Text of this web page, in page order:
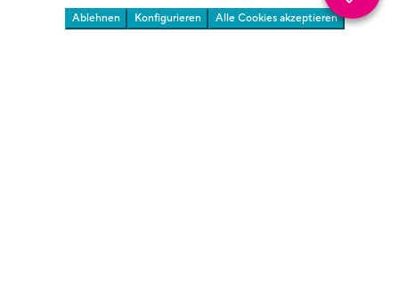
Südtiroler Landesmuseum für Tourismus
Ablehnen
Konfigurieren Alle Cookies akzeptieren